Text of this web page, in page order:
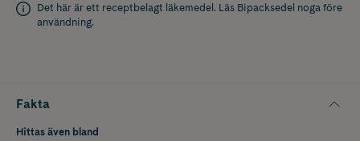
Det här är ett receptbelagt läkemedel. Läs Bipacksedel noga före
användning.
Fakta
Hittas även bland